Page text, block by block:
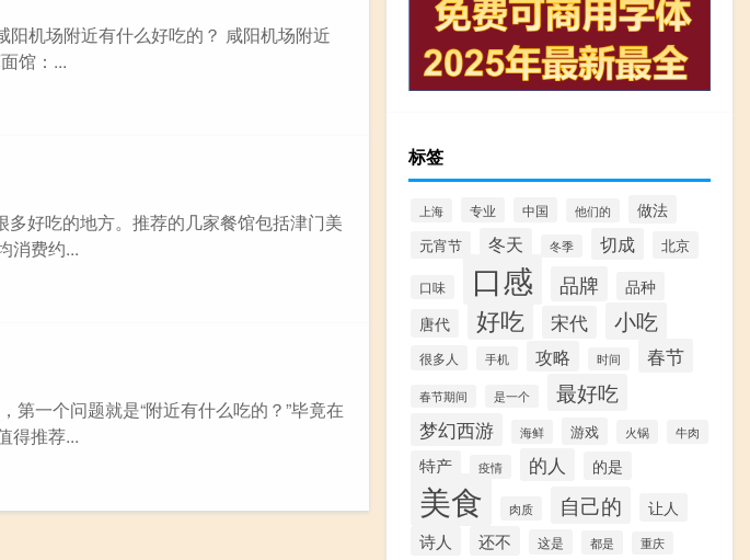
阳机场附近有什么好吃的？ 咸阳机场附近
馆：...
好吃的地方。推荐的几家餐馆包括津门美
消费约...
第一个问题就是“附近有什么吃的？”毕竟在
得推荐...
标签
上海 专业 中国 他们的 做法
元宵节 冬天 冬季 切成 北京
口味 口感 品牌
品种
唐代
好吃 宋代 小吃
很多人 手机 攻略 时间 春节
春节期间 是一个 最好吃
梦幻西游 海鲜 游戏 火锅 牛肉
特产 疫情 的人 的是
美食 肉质 自己的 让人
诗人 还不 这是 都是 重庆